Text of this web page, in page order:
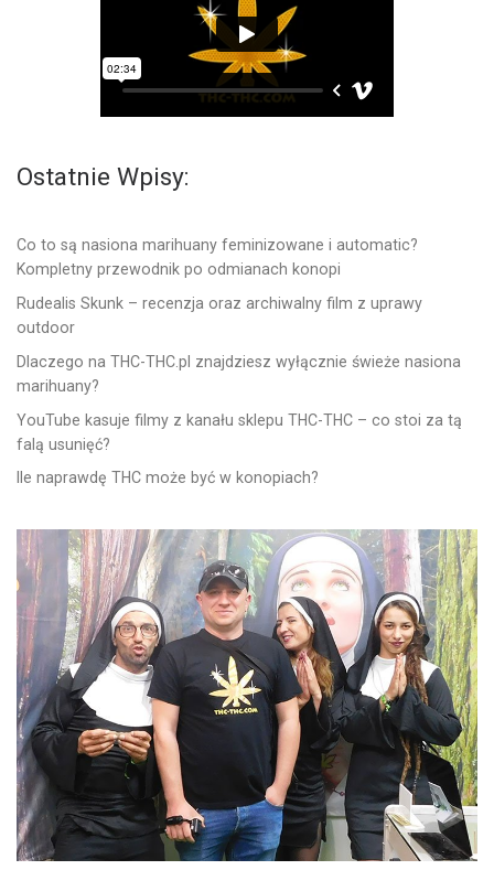
Ostatnie Wpisy:
Co to są nasiona marihuany feminizowane i automatic?
Kompletny przewodnik po odmianach konopi
Rudealis Skunk – recenzja oraz archiwalny film z uprawy
outdoor
Dlaczego na THC-THC.pl znajdziesz wyłącznie świeże nasiona
marihuany?
YouTube kasuje filmy z kanału sklepu THC-THC – co stoi za tą
falą usunięć?
Ile naprawdę THC może być w konopiach?